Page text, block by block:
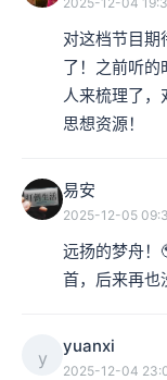
对这档节目期
了！之前听的
人来梳理了，
思想资源！
易安
2025-12-05
远扬的梦舟！
首，后来再也
y
yuanxi
2025-12-04